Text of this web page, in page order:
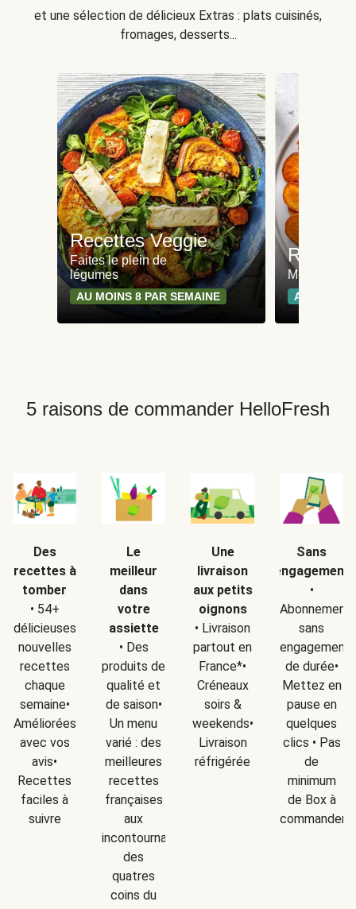
et une sélection de délicieux Extras : plats cuisinés,
fromages, desserts...
Recettes Veggie
Faites le plein de
légumes
AU MOINS 8 PAR SEMAINE
Moins de
AU MOINS
5 raisons de commander HelloFresh
Des
recettes à
tomber
• 54+
délicieuses
nouvelles
recettes
chaque
semaine•
Améliorées
avec vos
avis•
Recettes
faciles à
suivre
Le
meilleur
dans
votre
assiette
• Des
produits de
qualité et
de saison•
Un menu
varié : des
meilleures
recettes
françaises
aux
incontournables
des
quatres
coins du
Une
livraison
aux petits
oignons
• Livraison
partout en
France*•
Créneaux
soirs &
weekends•
Livraison
réfrigérée
Sans
engagement
•
Abonnement
sans
engagement
de durée•
Mettez en
pause en
quelques
clics • Pas
de
minimum
de Box à
commander